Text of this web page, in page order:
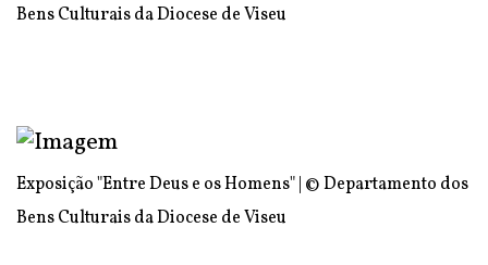
Bens Culturais da Diocese de Viseu
Exposição "Entre Deus e os Homens" | © Departamento dos
Bens Culturais da Diocese de Viseu